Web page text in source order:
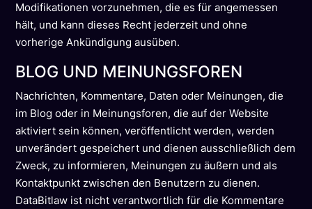
Modifikationen vorzunehmen, die es für angemessen
hält, und kann dieses Recht jederzeit und ohne
vorherige Ankündigung ausüben.
BLOG UND MEINUNGSFOREN
Nachrichten, Kommentare, Daten oder Meinungen, die
im Blog oder in Meinungsforen, die auf der Website
aktiviert sein können, veröffentlicht werden, werden
unverändert gespeichert und dienen ausschließlich dem
Zweck, zu informieren, Meinungen zu äußern und als
Kontaktpunkt zwischen den Benutzern zu dienen.
DataBitlaw ist nicht verantwortlich für die Kommentare